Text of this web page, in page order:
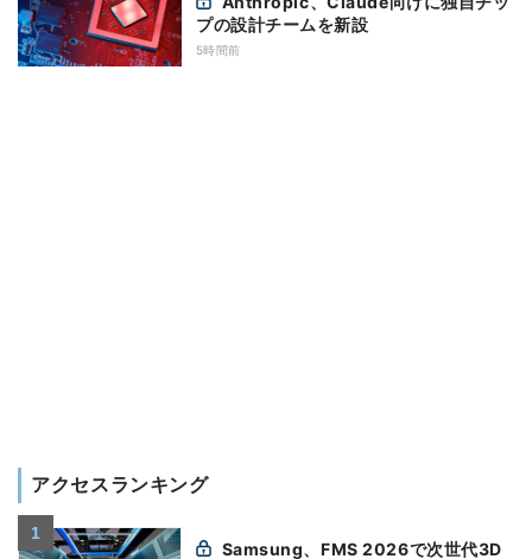
プの設計チームを新設
5時間前
アクセスランキング